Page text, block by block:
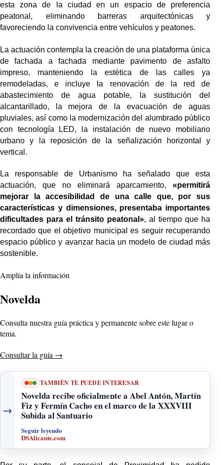
esta zona de la ciudad en un espacio de preferencia
peatonal, eliminando barreras arquitectónicas y
favoreciendo la convivencia entre vehículos y peatones.
La actuación contempla la creación de una plataforma única
de fachada a fachada mediante pavimento de asfalto
impreso, manteniendo la estética de las calles ya
remodeladas, e incluye la renovación de la red de
abastecimiento de agua potable, la sustitución del
alcantarillado, la mejora de la evacuación de aguas
pluviales, así como la modernización del alumbrado público
con tecnología LED, la instalación de nuevo mobiliario
urbano y la reposición de la señalización horizontal y
vertical.
La responsable de Urbanismo ha señalado que esta
actuación, que no eliminará aparcamiento, «permitirá
mejorar la accesibilidad de una calle que, por sus
características y dimensiones, presentaba importantes
dificultades para el tránsito peatonal», al tiempo que ha
recordado que el objetivo municipal es seguir recuperando
espacio público y avanzar hacia un modelo de ciudad más
sostenible.
Amplía la información
Novelda
Consulta nuestra guía práctica y permanente sobre este lugar o
tema.
Consultar la guía →
→
TAMBIÉN TE PUEDE INTERESAR
Novelda recibe oficialmente a Abel Antón, Martín
Fiz y Fermín Cacho en el marco de la XXXVIII
Subida al Santuario
Seguir leyendo
DSAlicante.com